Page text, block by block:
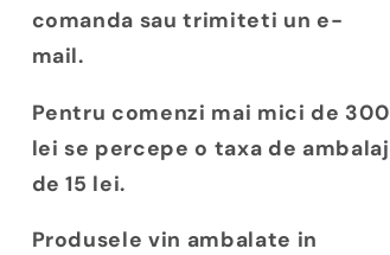
comanda sau trimiteti un e-
mail.
Pentru comenzi mai mici de 300
lei se percepe o taxa de ambalaj
de 15 lei.
Produsele vin ambalate in